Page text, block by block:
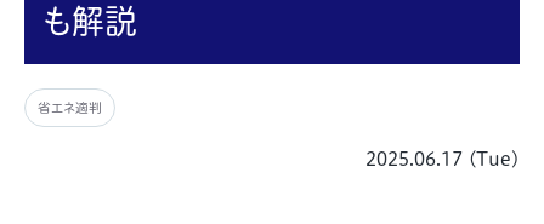
も解説
省エネ適判
2025.06.17 (Tue)